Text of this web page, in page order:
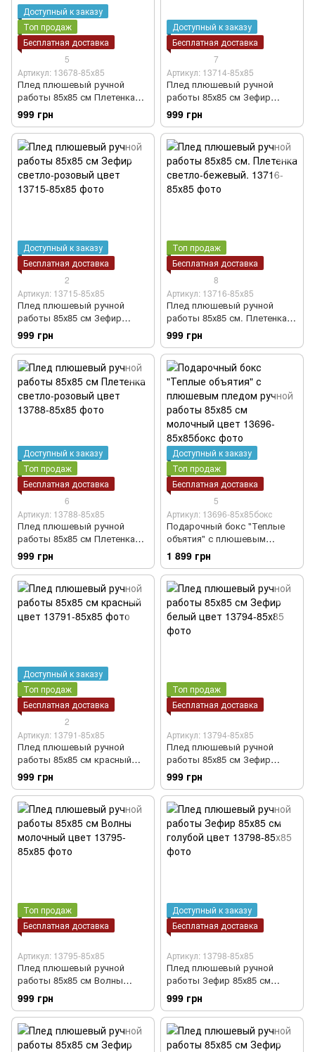
Доступный к заказу
Топ продаж
Бесплатная доставка
5
Артикул: 13678-85х85
Плед плюшевый ручной
работы 85х85 см Плетенка
серый цвет
999 грн
Доступный к заказу
Бесплатная доставка
7
Артикул: 13714-85х85
Плед плюшевый ручной
работы 85х85 см Зефир
розовый цвет
999 грн
Доступный к заказу
Бесплатная доставка
2
Артикул: 13715-85х85
Плед плюшевый ручной
работы 85х85 см Зефир
светло-розовый цвет
999 грн
Топ продаж
Бесплатная доставка
8
Артикул: 13716-85х85
Плед плюшевый ручной
работы 85х85 см. Плетенка
светло-бежевый.
999 грн
Доступный к заказу
Топ продаж
Бесплатная доставка
6
Артикул: 13788-85х85
Плед плюшевый ручной
работы 85х85 см Плетенка
светло-розовый цвет
999 грн
Доступный к заказу
Топ продаж
Бесплатная доставка
5
Артикул: 13696-85х85бокс
Подарочный бокс "Теплые
объятия" с плюшевым
пледом ручной работы 85х85
см молочный цвет
1 899 грн
Доступный к заказу
Топ продаж
Бесплатная доставка
2
Артикул: 13791-85х85
Плед плюшевый ручной
работы 85х85 см красный
цвет
999 грн
Топ продаж
Бесплатная доставка
Артикул: 13794-85х85
Плед плюшевый ручной
работы 85х85 см Зефир
белый цвет
999 грн
Топ продаж
Бесплатная доставка
Артикул: 13795-85х85
Плед плюшевый ручной
работы 85х85 см Волны
молочный цвет
999 грн
Доступный к заказу
Бесплатная доставка
Артикул: 13798-85х85
Плед плюшевый ручной
работы Зефир 85х85 см
голубой цвет
999 грн